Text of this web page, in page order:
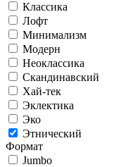
Классика
Лофт
Минимализм
Модерн
Неоклассика
Скандинавский
Хай-тек
Эклектика
Эко
Этнический
Формат
Jumbo